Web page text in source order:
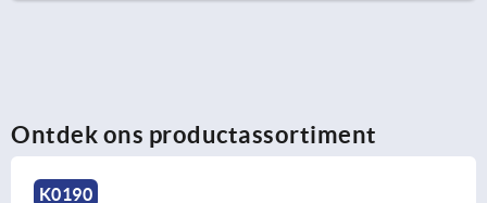
Ontdek ons productassortiment
K0196